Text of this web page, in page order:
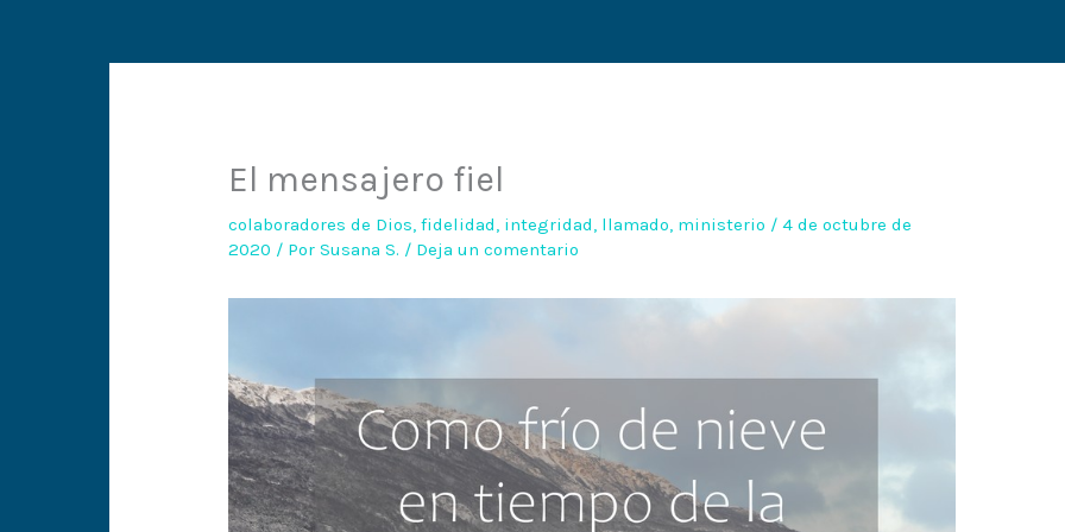
El mensajero fiel
colaboradores de Dios,fidelidad, integridad, llamado, ministerio /4 de octubre de
2020 / PorSusana S. / Deja un comentario